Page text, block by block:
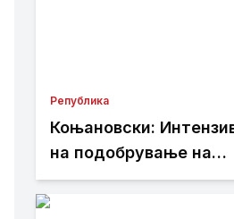
Република
Коњановски:
на подобрување на
инфраструктурата